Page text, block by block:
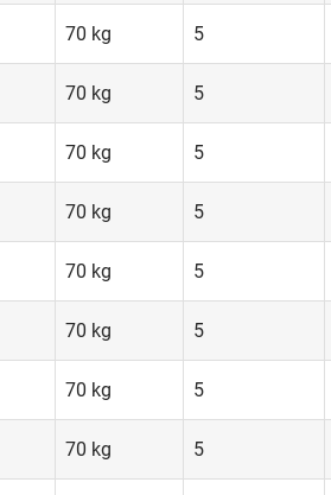
70 kg 5
70 kg 5
70 kg 5
70 kg 5
70 kg 5
70 kg 5
70 kg 5
70 kg 5